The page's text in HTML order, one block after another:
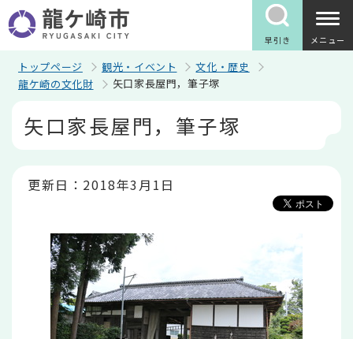
の
ペ
早引き メニュー
トップページ 観光・イベント
文化・歴史
龍ケ崎の文化財
矢口家長屋門，筆子塚
矢口家長屋門，筆子塚
更新日：2018年3月1日